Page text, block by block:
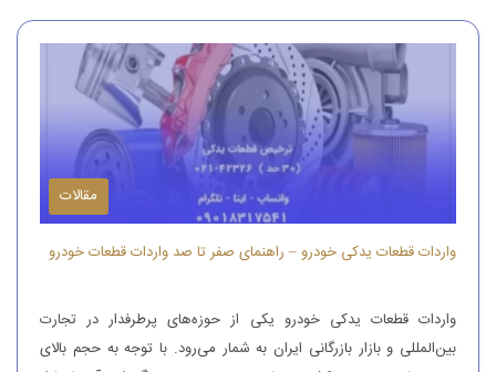
مقالات
واردات قطعات یدکی خودرو – راهنمای صفر تا صد واردات قطعات خودرو
واردات قطعات یدکی خودرو یکی از حوزه‌های پرطرفدار در تجارت
بین‌المللی و بازار بازرگانی ایران به شمار می‌رود. با توجه به حجم بالای